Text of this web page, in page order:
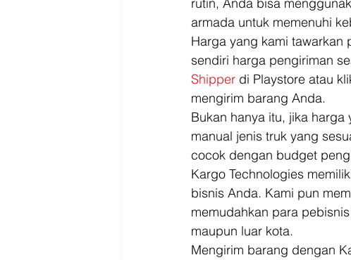
armada untuk memenuhi
Harga yang kami tawarkan
sendiri harga pengiriman
Shipper di Playstore atau
mengirim barang Anda.
Bukan hanya itu, jika
manual jenis truk yang
cocok dengan budget
Kargo Technologies
bisnis Anda. Kami pun
memudahkan para
maupun luar kota.
Mengirim barang dengan